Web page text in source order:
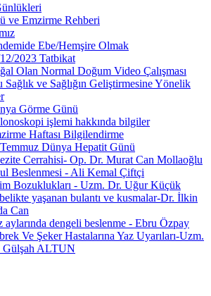
ve Emzirme Rehberi
Ebe/Hemşire Olmak
2023 Tatbikat
Olan Normal Doğum Video Çalışması
ve Sağlığın Geliştirmesine Yönelik
Görme Günü
işlemi hakkında bilgiler
Haftası Bilgilendirme
Dünya Hepatit Günü
Cerrahisi- Op. Dr. Murat Can Mollaoğlu
Beslenmesi - Ali Kemal Çiftçi
Bozuklukları - Uzm. Dr. Uğur Küçük
yaşanan bulantı ve kusmalar-Dr. İlkin
Can
aylarında dengeli beslenme - Ebru Özpay
Ve Şeker Hastalarına Yaz Uyarıları-Uzm.
Gülşah ALTUN